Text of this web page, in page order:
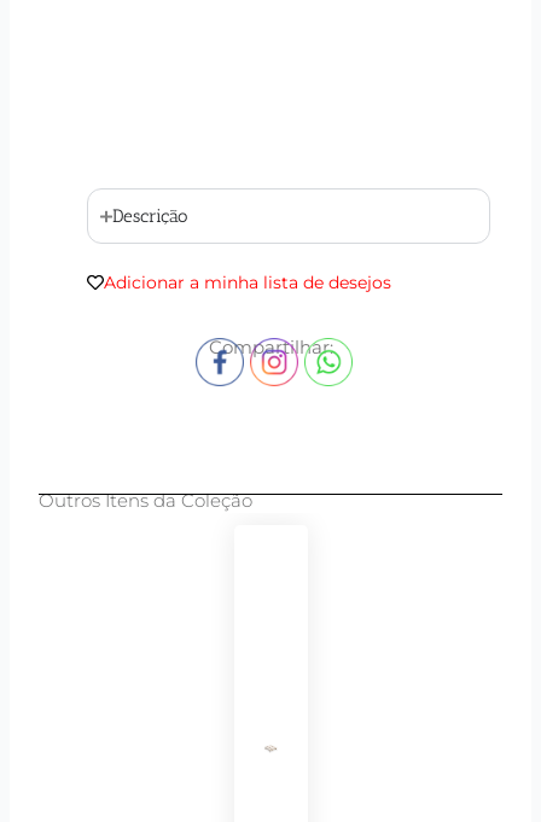
Descrição
Adicionar a minha lista de desejos
Compartilhar:
Outros Itens da Coleção